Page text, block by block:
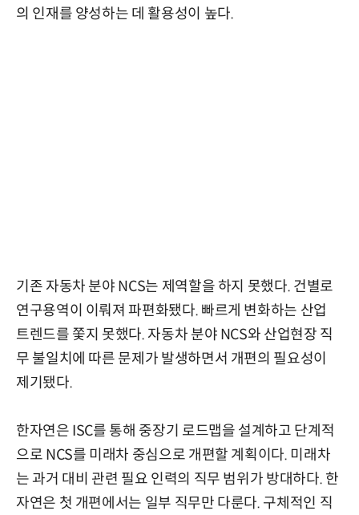
의 인재를 양성하는 데 활용성이 높다.
기존 자동차 분야 NCS는 제역할을 하지 못했다. 건별로
연구용역이 이뤄져 파편화됐다. 빠르게 변화하는 산업
트렌드를 쫓지 못했다. 자동차 분야 NCS와 산업현장 직
무 불일치에 따른 문제가 발생하면서 개편의 필요성이
제기됐다.
한자연은 ISC를 통해 중장기 로드맵을 설계하고 단계적
으로 NCS를 미래차 중심으로 개편할 계획이다. 미래차
는 과거 대비 관련 필요 인력의 직무 범위가 방대하다. 한
자연은 첫 개편에서는 일부 직무만 다룬다. 구체적인 직